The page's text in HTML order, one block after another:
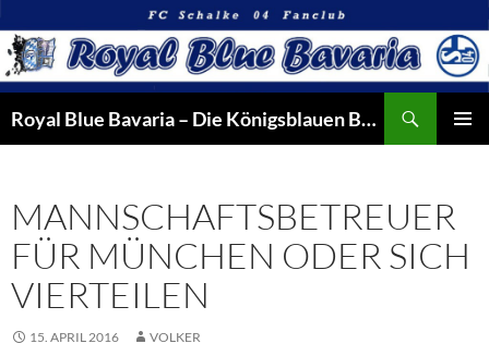
Royal Blue Bavaria – Die Königsblauen Bayern
MANNSCHAFTSBETREUER
FÜR MÜNCHEN ODER SICH
VIERTEILEN
15. APRIL 2016 VOLKER